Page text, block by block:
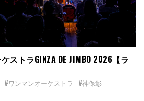
ストラGINZA DE JIMBO 2026【ラ
#ワンマンオーケストラ
#神保彰